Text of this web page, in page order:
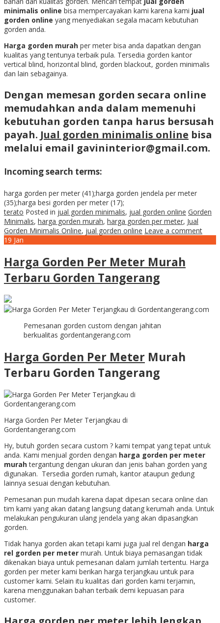
minimalis online bisa mempercayakan kami karena kami jual
gorden online yang menyediakan segala macam kebutuhan
gorden anda.
Harga gorden murah per meter bisa anda dapatkan dengan
kualitas yang tentunya terbaik pula. Tersedia gorden kantor
vertical blind, horizontal blind, gorden blackout, gorden minimalis
dan lain sebagainya.
Dengan memesan gorden secara online
memudahkan anda dalam memenuhi
kebutuhan gorden tanpa harus bersusah
payah. Jual gorden minimalis online bisa
melalui email gavininterior@gmail.com.
Incoming search terms:
harga gorden per meter (41);harga gorden jendela per meter
(35);harga besi gorden per meter (17);
terato Posted in jual gorden minimalis, jual gorden online Gorden
Minimalis, harga gorden murah, harga gorden per meter, Jual
Gorden Minimalis Online, jual gorden online Leave a comment
19 Jan
Harga Gorden Per Meter Murah
Terbaru Gorden Tangerang
Pemesanan gorden custom dengan jahitan
berkualitas gordentangerang.com
Harga Gorden Per Meter Murah
Terbaru Gorden Tangerang
Harga Gorden Per Meter Terjangkau di
Gordentangerang.com
Hy, butuh gorden secara custom ? kami tempat yang tepat untuk
anda. Kami menjual gorden dengan harga gorden per meter
murahtergantung dengan ukuran dan jenis bahan gorden yang
digunakan. Tersedia gorden rumah, kantor ataupun gedung
lainnya sesuai dengan kebutuhan.
Pemesanan pun mudah karena dapat dipesan secara online dan
tim kami yang akan datang langsung datang kerumah anda. Untuk
melakukan pengukuran ulang jendela yang akan dipasangkan
gorden.
Tidak hanya gorden akan tetapi kami juga jual rel dengan harga
rel gorden per meter murah. Untuk biaya pemasangan tidak
dikenakan biaya untuk pemesanan dalam jumlah tertentu. Harga
gorden per meter kami berikan harga terjangkau untuk para
customer kami. Selain itu kualitas dari gorden kami terjamin,
karena menggunakan bahan terbaik demi kepuasan para
customer.